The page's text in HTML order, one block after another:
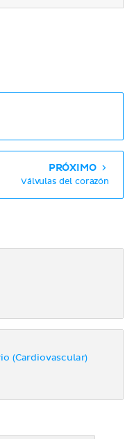
PRÓXIMO
Válvulas del corazón
(Cardiovascular)